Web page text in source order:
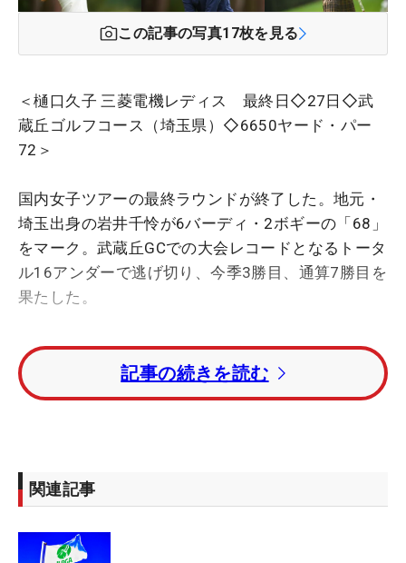
この記事の写真17枚を見る
＜樋口久子 三菱電機レディス 最終日◇27日◇武
蔵丘ゴルフコース（埼玉県）◇6650ヤード・パー
72＞
国内女子ツアーの最終ラウンドが終了した。地元・
埼玉出身の岩井千怜が6バーディ・2ボギーの「68」
をマーク。武蔵丘GCでの大会レコードとなるトータ
ル16アンダーで逃げ切り、今季3勝目、通算7勝目を
果たした。
後続と1打差でティオフし、前半は3バーディ・1ボ
ギー。2打にリードを広げて後半に入った。12番で
はボギーを喫したが、13番、16番でバーディを奪
た。
年の目標でもあったので、達成できて本当にうれし
記事の続きを読む
関連記事